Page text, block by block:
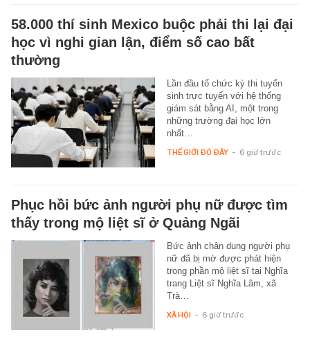
58.000 thí sinh Mexico buộc phải thi lại đại
học vì nghi gian lận, điểm số cao bất
thường
Lần đầu tổ chức kỳ thi tuyển
sinh trực tuyến với hệ thống
giám sát bằng AI, một trong
những trường đại học lớn
nhất…
THẾ GIỚI ĐÓ ĐÂY - 6 giờ trước
Phục hồi bức ảnh người phụ nữ được tìm
thấy trong mộ liệt sĩ ở Quảng Ngãi
Bức ảnh chân dung người phụ
nữ đã bị mờ được phát hiện
trong phần mộ liệt sĩ tại Nghĩa
trang Liệt sĩ Nghĩa Lâm, xã
Trà…
XÃ HỘI - 6 giờ trước